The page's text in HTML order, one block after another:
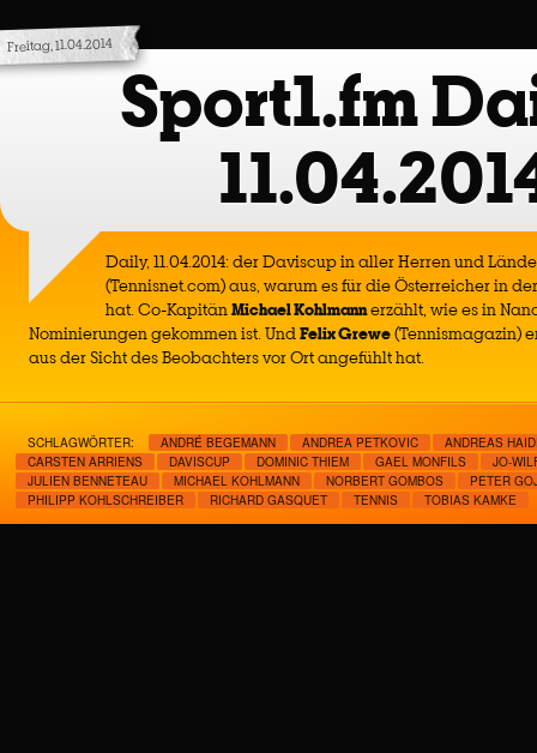
Freitag, 11.04.2014
Sport1.fm
Daily, 11.04.2014: der Daviscup in aller Herren und
(Tennisnet.com) aus, warum es für die Österreicher in
hat. Co-KapitänMichael Kohlmannerzählt, wie es in
Nominierungen gekommen ist. UndFelix Grewe(Tennismagazin)
aus der Sicht des Beobachters vor Ort angefühlt hat.
SCHLAGWÖRTER: ANDRÉ BEGEMANN ANDREA PETKOVIC
ANDREAS
CARSTEN ARRIENS
DAVISCUP DOMINIC THIEM GAEL MONFILS
JO-
JULIEN BENNETEAU
MICHAEL KOHLMANN NORBERT GOMBOS
PETER
PHILIPP KOHLSCHREIBER
RICHARD GASQUET TENNIS TOBIAS KAMKE